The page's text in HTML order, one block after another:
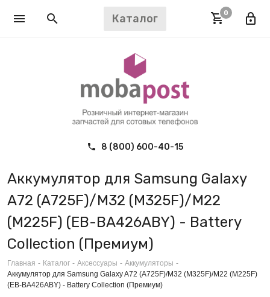
Каталог 0
8 (800) 600-40-15
Аккумулятор для Samsung Galaxy
A72 (A725F)/M32 (M325F)/M22
(M225F) (EB-BA426ABY) - Battery
Collection (Премиум)
Главная - Каталог - Аксессуары - Аккумуляторы -
Аккумулятор для Samsung Galaxy A72 (A725F)/M32 (M325F)/M22 (M225F)
(EB-BA426ABY) - Battery Collection (Премиум)